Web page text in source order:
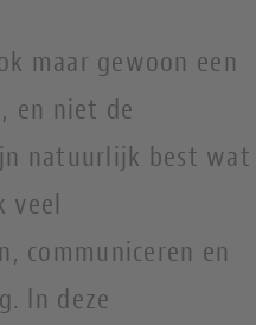
maar gewoon een
en niet de
natuurlijk best wat
veel
communiceren en
In deze